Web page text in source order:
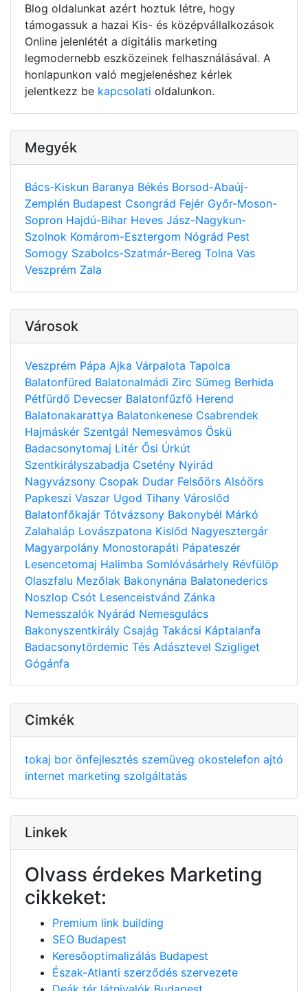
Blog oldalunkat azért hoztuk létre, hogy
támogassuk a hazai Kis- és középvállalkozások
Online jelenlétét a digitális marketing
legmodernebb eszközeinek felhasználásával. A
honlapunkon való megjelenéshez kérlek
jelentkezz be kapcsolati oldalunkon.
Megyék
Bács-Kiskun Baranya Békés Borsod-Abaúj-
Zemplén Budapest Csongrád Fejér Győr-Moson-
Sopron Hajdú-Bihar Heves Jász-Nagykun-
Szolnok Komárom-Esztergom Nógrád Pest
Somogy Szabolcs-Szatmár-Bereg Tolna Vas
Veszprém Zala
Városok
Veszprém Pápa Ajka Várpalota Tapolca
Balatonfüred Balatonalmádi Zirc Sümeg Berhida
Pétfürdő Devecser Balatonfűzfő Herend
Balatonakarattya Balatonkenese Csabrendek
Hajmáskér Szentgál Nemesvámos Öskü
Badacsonytomaj Litér Ősi Úrkút
Szentkirályszabadja Csetény Nyirád
Nagyvázsony Csopak Dudar Felsőörs Alsóörs
Papkeszi Vaszar Ugod Tihany Városlőd
Balatonfőkajár Tótvázsony Bakonybél Márkó
Zalahaláp Lovászpatona Kislőd Nagyesztergár
Magyarpolány Monostorapáti Pápateszér
Lesencetomaj Halimba Somlóvásárhely Révfülöp
Olaszfalu Mezőlak Bakonynána Balatonederics
Noszlop Csót Lesenceistvánd Zánka
Nemesszalók Nyárád Nemesgulács
Bakonyszentkirály Csajág Takácsi Káptalanfa
Badacsonytördemic Tés Adásztevel Szigliget
Gógánfa
Cimkék
tokaj bor önfejlesztés szemüveg okostelefon ajtó
internet marketing szolgáltatás
Linkek
Olvass érdekes Marketing
cikkeket:
Premium link building
SEO Budapest
Keresőoptimalizálás Budapest
Észak-Atlanti szerződés szervezete